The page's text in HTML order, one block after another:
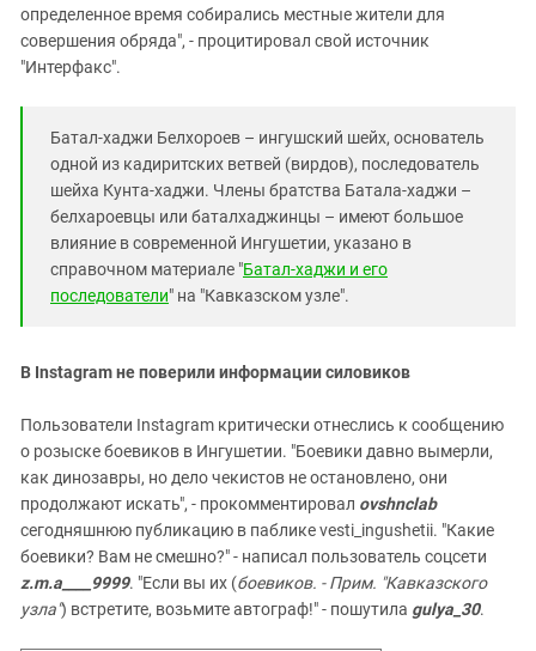
определенное время собирались местные жители для
совершения обряда", - процитировал свой источник
"Интерфакс".
Батал-хаджи Белхороев – ингушский шейх, основатель
одной из кадиритских ветвей (вирдов), последователь
шейха Кунта-хаджи. Члены братства Батала-хаджи –
белхароевцы или баталхаджинцы – имеют большое
влияние в современной Ингушетии, указано в
справочном материале "Батал-хаджи и его
последователи" на "Кавказском узле".
В Instagram не поверили информации силовиков
Пользователи Instagram критически отнеслись к сообщению
о розыске боевиков в Ингушетии. "Боевики давно вымерли,
как динозавры, но дело чекистов не остановлено, они
продолжают искать", - прокомментировал ovshnclab
сегодняшнюю публикацию в паблике vesti_ingushetii. "Какие
боевики? Вам не смешно?" - написал пользователь соцсети
z.m.a____9999. "Если вы их (боевиков. - Прим. "Кавказского
узла") встретите, возьмите автограф!" - пошутила gulya_30.